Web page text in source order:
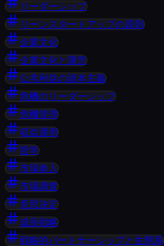
リーダーシップ
リーンスタートアップの原則
企業文化
企業文化と運営
公共利益の資本主義
危機のリーダーシップ
危機管理
収益運用
哲学
市場参入
市場調査
意思決定
成長戦略
戦略的パートナーシップと生態系